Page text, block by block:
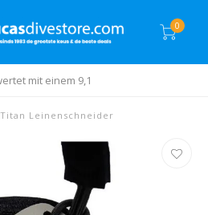
0
mit einem 9,1
Titan Leinenschneider